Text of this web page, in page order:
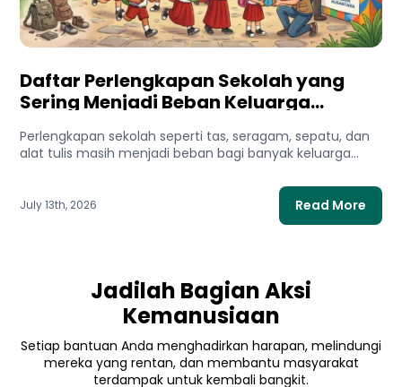
Daftar Perlengkapan Sekolah yang
Sering Menjadi Beban Keluarga
Perlengkapan sekolah seperti tas, seragam, sepatu, dan
alat tulis masih menjadi beban bagi banyak keluarga
July 13th, 2026 Read More
Jadilah Bagian Aksi
Kemanusiaan
Setiap bantuan Anda menghadirkan harapan, melindungi
mereka yang rentan, dan membantu masyarakat
terdampak untuk kembali bangkit.